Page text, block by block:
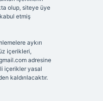
olup, siteye üye
etmiş
aykırı
içerikleri,
adresine
içerikler yasal
kaldırılacaktır.